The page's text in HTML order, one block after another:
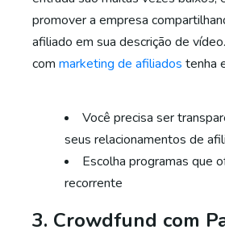
promover a empresa
afiliado em sua descrição de
com marketing de afiliados tenha
Você precisa ser
seus relacionamentos de
Escolha programas que
recorrente
3. Crowdfund com